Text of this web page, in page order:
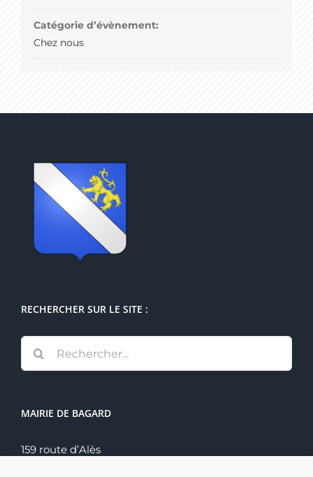
Catégorie d’évènement:
Chez nous
RECHERCHER SUR LE SITE :
MAIRIE DE BAGARD
159 route d’Alès